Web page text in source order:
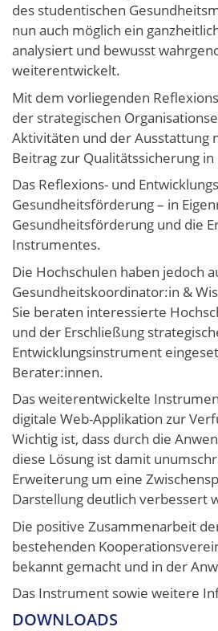
des studentischen
nun auch möglich ein
analysiert und bewusst
weiterentwickelt.
Mit dem vorliegenden
der strategischen
Aktivitäten und der Ausstattung
Beitrag zur Qualitätssicherung
Das Reflexions- und
Gesundheitsförderung – in
Gesundheitsförderung und die
Instrumentes.
Die Hochschulen haben jedoch
Gesundheitskoordinator:in &
Sie beraten interessierte
und der Erschließung
Entwicklungsinstrument
Berater:innen.
Das weiterentwickelte
digitale Web-Applikation zur
Wichtig ist, dass durch die
diese Lösung ist damit
Erweiterung um eine
Darstellung deutlich verbessert
Die positive Zusammenarbeit
bestehenden
bekannt gemacht und in der
Das Instrument sowie weitere
DOWNLOADS